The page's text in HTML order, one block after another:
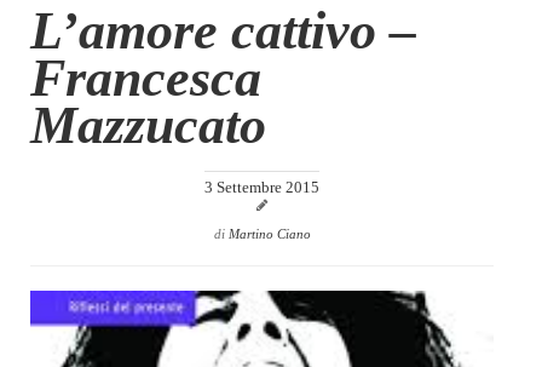
Chi siamo
Contatti
Eventi
Dicono di Noi
Rassegna Stampa
L’amore cattivo –
Francesca
Mazzucato
3 Settembre 2015
di Martino Ciano